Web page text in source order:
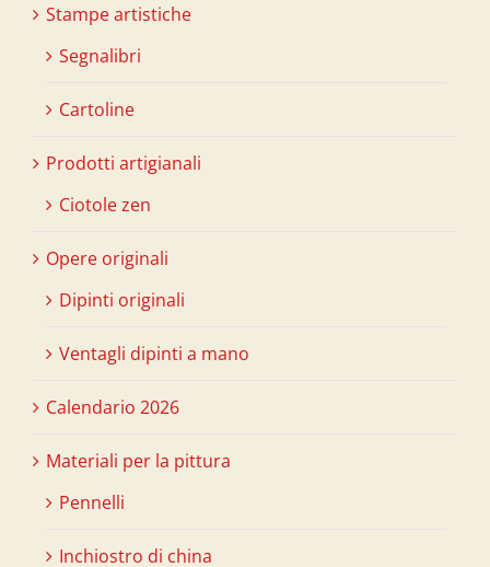
Stampe artistiche
Segnalibri
Cartoline
Prodotti artigianali
Ciotole zen
Opere originali
Dipinti originali
Ventagli dipinti a mano
Calendario 2026
Materiali per la pittura
Pennelli
Inchiostro di china